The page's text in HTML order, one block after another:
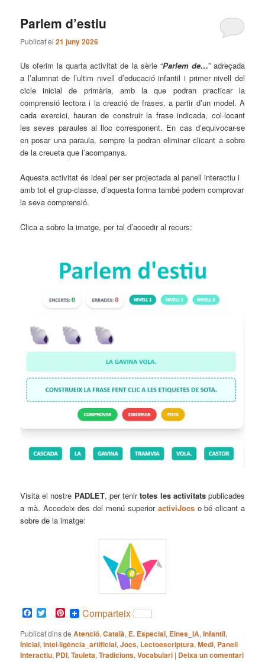
Parlem d’estiu
Publicat el21 juny 2026
Us oferim la quarta activitat de la sèrie “Parlem de…” adreçada
a l’alumnat de l’ultim nivell d’educació infantil i primer nivell del
cicle inicial de primària, amb la que podran practicar la
comprensió lectora i la creació de frases, a partir d’un model. A
cada exercici, hauran de construir la frase indicada, col·locant
les seves paraules al lloc corresponent. En cas d’equivocar-se
en posar una paraula, sempre la podran eliminar clicant a sobre
de la creueta que l’acompanya.
Aquesta activitat és ideal per ser projectada al panell interactiu i
amb tot el grup-classe, d’aquesta forma també podem comprovar
la seva comprensió.
Clica a sobre la imatge, per tal d’accedir al recurs:
Visita el nostre PADLET, per tenirtotes les activitatspublicades
a mà. Accedeix des del menú superior activiJocso bé clicant a
sobre de la imatge:
Facebook
TwitterPinterest
Comparteix
Publicat dins de Atenció,Català, E. Especial, Eines_IA,Infantil,
Inicial,Intel·ligència_artificial,Jocs, Lectoescriptura,Medi, Panell
Interactiu, PDI,Tauleta,Tradicions,Vocabulari | Deixa un comentari